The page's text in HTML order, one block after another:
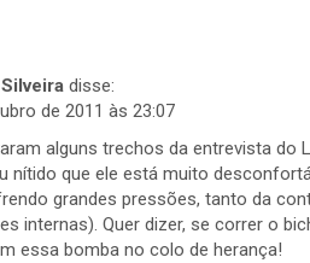
disse:
de 2011 às 23:07
alguns trechos da entrevista do
nítido que ele está muito
grandes pressões, tanto da
internas). Quer dizer, se correr o
essa bomba no colo de herança!